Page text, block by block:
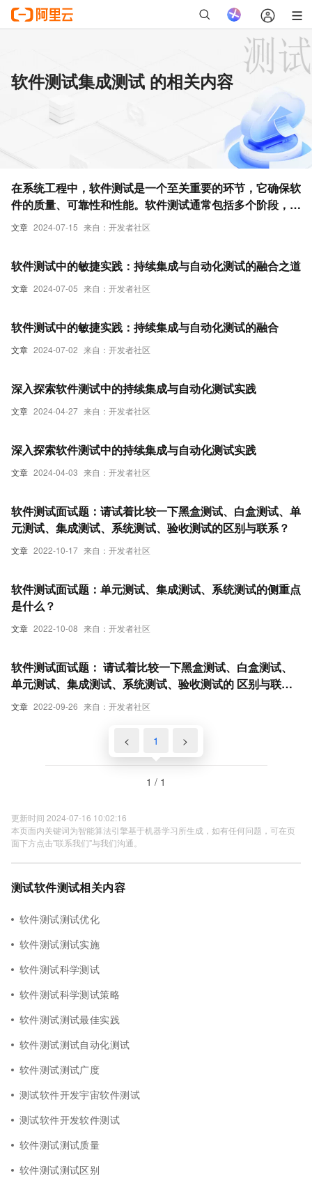
软件测试集成测试 的相关内容
文章 2024-07-15 来自：开发者社区
在系统工程中，软件测试是一个至关重要的环节，它确保软
件的质量、可靠性和性能。软件测试通常包括多个阶段，如
单元测试、集成测试、系统测试和验收测试等。
文章 2024-07-05 来自：开发者社区
软件测试中的敏捷实践：持续集成与自动化测试的融合之道
文章 2024-07-02 来自：开发者社区
软件测试中的敏捷实践：持续集成与自动化测试的融合
文章 2024-04-27 来自：开发者社区
深入探索软件测试中的持续集成与自动化测试实践
文章 2024-04-03 来自：开发者社区
深入探索软件测试中的持续集成与自动化测试实践
文章 2022-10-17 来自：开发者社区
软件测试面试题：请试着比较一下黑盒测试、白盒测试、单
元测试、集成测试、系统测试、验收测试的区别与联系？
文章 2022-10-08 来自：开发者社区
软件测试面试题：单元测试、集成测试、系统测试的侧重点
是什么？
文章 2022-09-26 来自：开发者社区
软件测试面试题： 请试着比较一下黑盒测试、白盒测试、
单元测试、集成测试、系统测试、验收测试的 区别与联
系。
< 1 >
1 / 1
更新时间 2024-07-16 10:02:16
本页面内关键词为智能算法引擎基于机器学习所生成，如有任何问题，可在页
面下方点击"联系我们"与我们沟通。
测试软件测试相关内容
软件测试测试优化
软件测试测试实施
软件测试科学测试
软件测试科学测试策略
软件测试测试最佳实践
软件测试测试自动化测试
软件测试测试广度
测试软件开发宇宙软件测试
测试软件开发软件测试
软件测试测试质量
软件测试测试区别